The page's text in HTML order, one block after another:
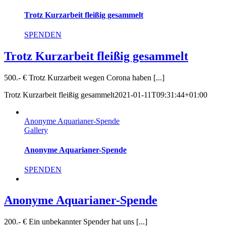
Trotz Kurzarbeit fleißig gesammelt
SPENDEN
Trotz Kurzarbeit fleißig gesammelt
500.- € Trotz Kurzarbeit wegen Corona haben [...]
Trotz Kurzarbeit fleißig gesammelt2021-01-11T09:31:44+01:00
Anonyme Aquarianer-Spende
Gallery
Anonyme Aquarianer-Spende
SPENDEN
Anonyme Aquarianer-Spende
200.- € Ein unbekannter Spender hat uns [...]